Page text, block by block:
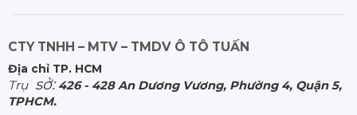
CTY TNHH – MTV – TMDV Ô TÔ TUẤN
Địa chỉ TP. HCM
Trụ sở: 426 - 428 An Dương Vương, Phường 4, Quận 5,
TPHCM.